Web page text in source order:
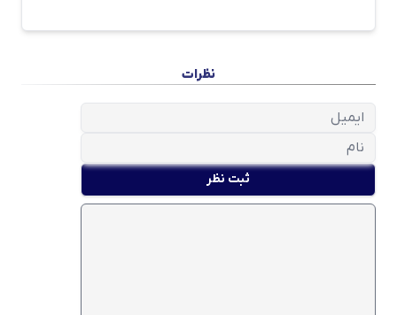
سایزهای 8 تا 32، در زمینه تولید آهن اسفنجی،
شمش و بریکت نیز فعالیت می‌کند. تمامی
میلگردهای تولید شده در کارخانه فولاد سیرجان،
مطابق با آخرین استاندارد بین المللی و استاندارد
ملی ISIRI به صورت آجدار مارپیچ دو جناقی تولید
نظرات
ثبت نظر